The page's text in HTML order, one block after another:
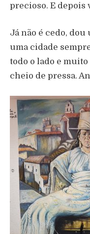
precioso. E depois
Já não é cedo, dou
uma cidade
todo o lado e
cheio de pressa.